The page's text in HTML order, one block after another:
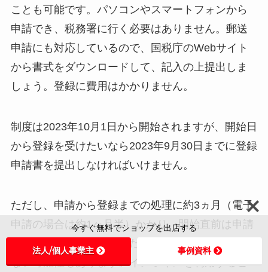
ことも可能です。パソコンやスマートフォンから
申請でき、税務署に行く必要はありません。郵送
申請にも対応しているので、国税庁のWebサイト
から書式をダウンロードして、記入の上提出しま
しょう。登録に費用はかかりません。
制度は2023年10月1日から開始されますが、開始日
から登録を受けたいなら2023年9月30日までに登録
申請書を提出しなければいけません。
ただし、申請から登録までの処理に約3ヵ月（電子
申請の場合は約1ヶ月半）かかり、開始直前は申請
が多くなると予想されるため、開始日に間に合わ
ない可能性もあります。インボイスを利用するこ
今すぐ無料でショップを出店する
法人/個人事業主 事例資料